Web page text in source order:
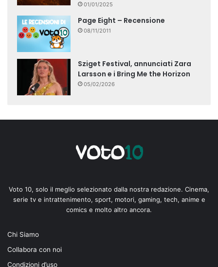
01/01/2025
Page Eight – Recensione
08/11/2011
Sziget Festival, annunciati Zara
Larsson e i Bring Me the Horizon
05/02/2026
Voto 10, solo il meglio selezionato dalla nostra redazione. Cinema,
serie tv e intrattenimento, sport, motori, gaming, tech, anime e
comics e molto altro ancora.
Chi Siamo
Collabora con noi
Condizioni d’uso